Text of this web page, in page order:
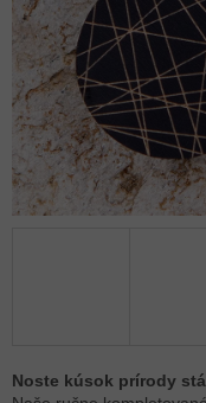
Noste kúsok prírody